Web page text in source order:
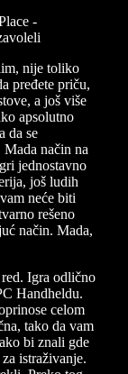
nije toliko
pređete priču,
a još više
apsolutno
da se
način na
jednostavno
još ludih
neće biti
rešeno
način. Mada,
Igra odlično
Handheldu.
celom
tako da vam
bi znali gde
istraživanje.